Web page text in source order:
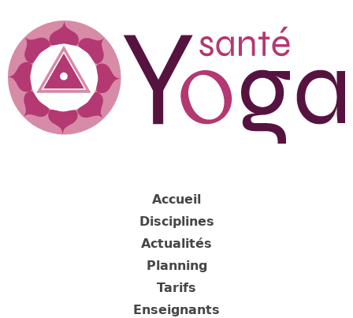
navigation
Accueil
Disciplines
Actualités
Planning
Tarifs
Enseignants